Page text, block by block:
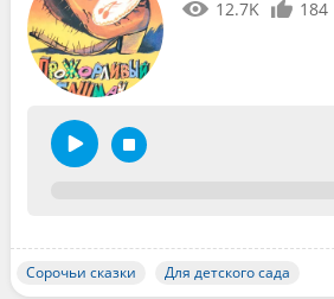
12.7K 184
Сорочьи сказки Для детского сада